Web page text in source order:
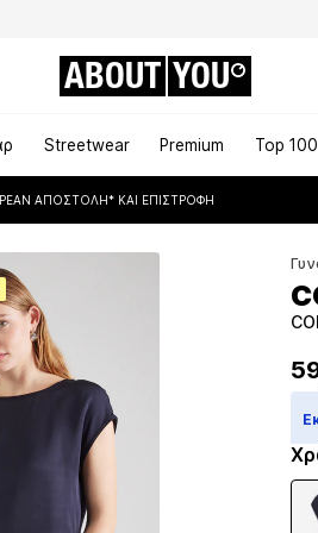
ABOUT YOU
Streetwear Premium Top 100
ΑΠΟΣΤΟΛΉ* ΚΑΙ ΕΠΙΣΤΡΟΦΉ